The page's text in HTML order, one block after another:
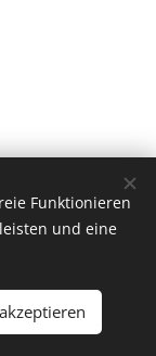
Funktionieren
und eine